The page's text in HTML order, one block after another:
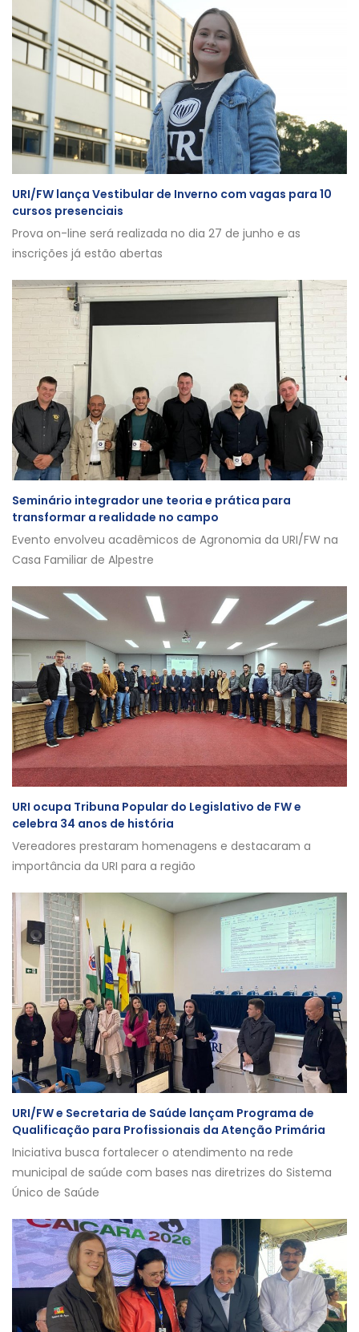
URI/FW lança Vestibular de Inverno com vagas para 10
cursos presenciais
Prova on-line será realizada no dia 27 de junho e as
inscrições já estão abertas
Seminário integrador une teoria e prática para
transformar a realidade no campo
Evento envolveu acadêmicos de Agronomia da URI/FW na
Casa Familiar de Alpestre
URI ocupa Tribuna Popular do Legislativo de FW e
celebra 34 anos de história
Vereadores prestaram homenagens e destacaram a
importância da URI para a região
URI/FW e Secretaria de Saúde lançam Programa de
Qualificação para Profissionais da Atenção Primária
Iniciativa busca fortalecer o atendimento na rede
municipal de saúde com bases nas diretrizes do Sistema
Único de Saúde